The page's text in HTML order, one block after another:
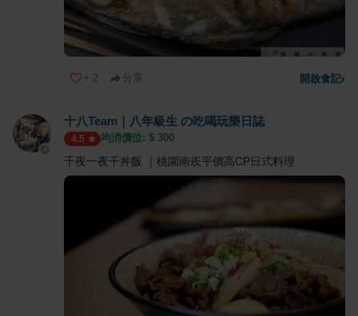
+ 2 分享 開啟食記›
十八Team｜八年級生 の吃喝玩樂日誌
4.5 均消價位: $ 300
千夜一夜干丼飯 ｜桃園南崁平價高CP日式料理